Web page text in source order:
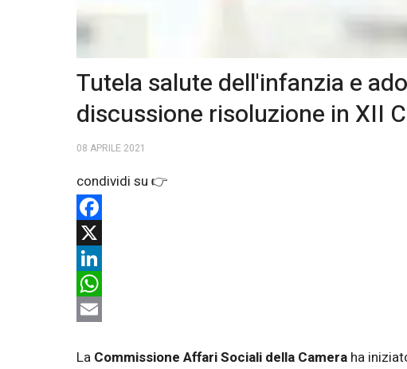
Tutela salute dell'infanzia e
discussione risoluzione in XII
08 APRILE 2021
Facebook
X
LinkedIn
WhatsApp
La Commissione Affari Sociali della Camera ha